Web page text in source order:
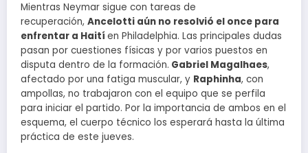
Mientras Neymar sigue con tareas de
recuperación, Ancelotti aún no resolvió el once para
enfrentar a Haití en Philadelphia. Las principales dudas
pasan por cuestiones físicas y por varios puestos en
disputa dentro de la formación. Gabriel Magalhaes,
afectado por una fatiga muscular, y Raphinha, con
ampollas, no trabajaron con el equipo que se perfila
para iniciar el partido. Por la importancia de ambos en el
esquema, el cuerpo técnico los esperará hasta la última
práctica de este jueves.